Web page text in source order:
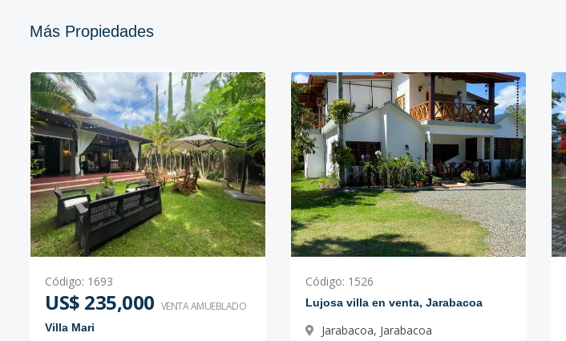
Más Propiedades
Código: 1693
US$ 235,000 VENTA AMUEBLADO
Villa Mari
Código: 1526
Lujosa villa en venta, Jarabacoa
Jarabacoa, Jarabacoa